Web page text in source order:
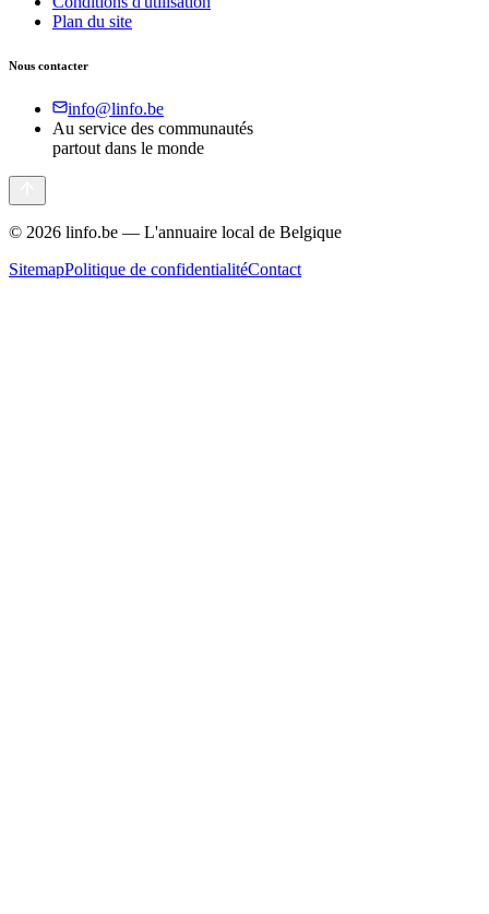
Plan du site
Nous contacter
info@linfo.be
Au service des communautés
partout dans le monde
© 2026 linfo.be — L'annuaire local de Belgique
SitemapPolitique de confidentialitéContact